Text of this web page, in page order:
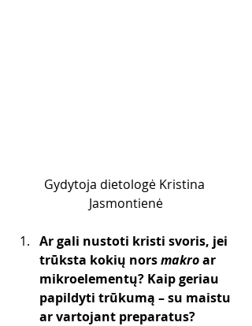
Gydytoja dietologė Kristina
Jasmontienė
Ar gali nustoti kristi svoris, jei
trūksta kokių nors makro ar
mikroelementų? Kaip geriau
papildyti trūkumą – su maistu
ar vartojant preparatus?